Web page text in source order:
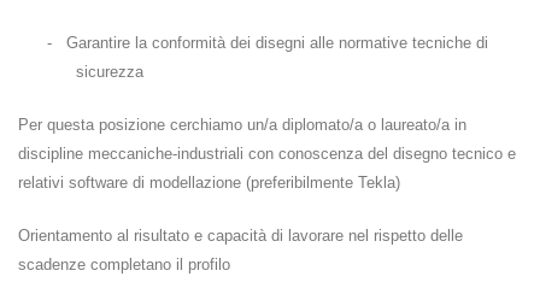
-
Garantire la conformità dei disegni alle normative tecniche di
sicurezza
Per questa posizione cerchiamo un/a diplomato/a o laureato/a in
discipline meccaniche-industriali con conoscenza del disegno tecnico e
relativi software di modellazione (preferibilmente Tekla)
Orientamento al risultato e capacità di lavorare nel rispetto delle
scadenze completano il profilo